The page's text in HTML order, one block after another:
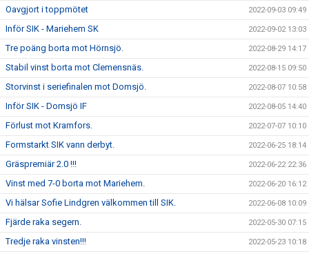
Oavgjort i toppmötet 2022-09-03 09:49
Inför SIK - Mariehem SK 2022-09-02 13:03
Tre poäng borta mot Hörnsjö. 2022-08-29 14:17
Stabil vinst borta mot Clemensnäs. 2022-08-15 09:50
Storvinst i seriefinalen mot Domsjö. 2022-08-07 10:58
Inför SIK - Domsjö IF 2022-08-05 14:40
Förlust mot Kramfors. 2022-07-07 10:10
Formstarkt SIK vann derbyt. 2022-06-25 18:14
Gräspremiär 2.0 !!! 2022-06-22 22:36
Vinst med 7-0 borta mot Mariehem. 2022-06-20 16:12
Vi hälsar Sofie Lindgren välkommen till SIK. 2022-06-08 10:09
Fjärde raka segern. 2022-05-30 07:15
Tredje raka vinsten!!! 2022-05-23 10:18